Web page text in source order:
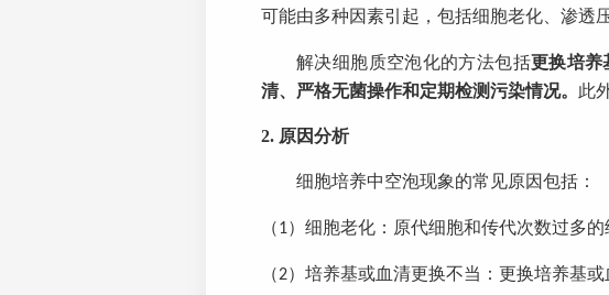
可能由多种因素引起，包括细胞老化、渗透
解决细胞质空泡化的方法包括更换培养
清、严格无菌操作和定期检测污染情况。 此
2. 原因分析
细胞培养中空泡现象的常见原因包括：
（1） 细胞老化：原代细胞和传代次数过多
（2） 培养基或血清更换不当：更换培养基